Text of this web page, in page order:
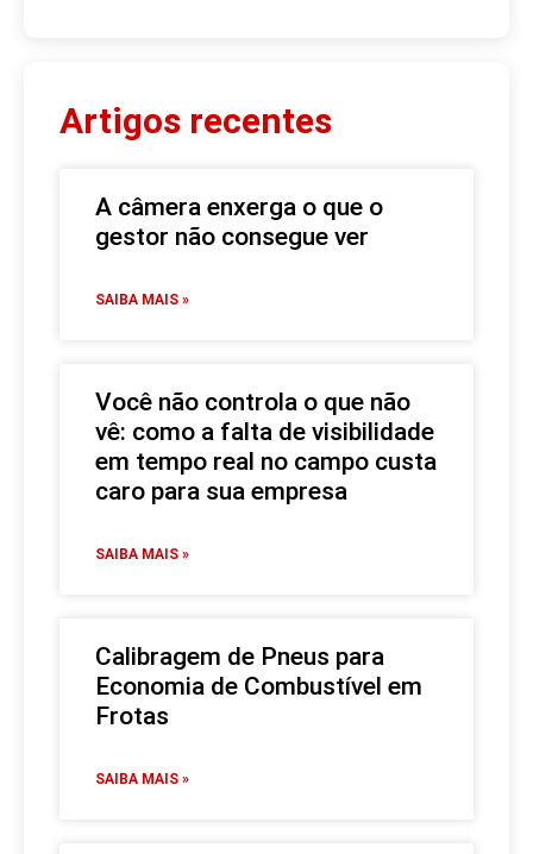
Artigos recentes
A câmera enxerga o que o
gestor não consegue ver
SAIBA MAIS »
Você não controla o que não
vê: como a falta de visibilidade
em tempo real no campo custa
caro para sua empresa
SAIBA MAIS »
Calibragem de Pneus para
Economia de Combustível em
Frotas
SAIBA MAIS »